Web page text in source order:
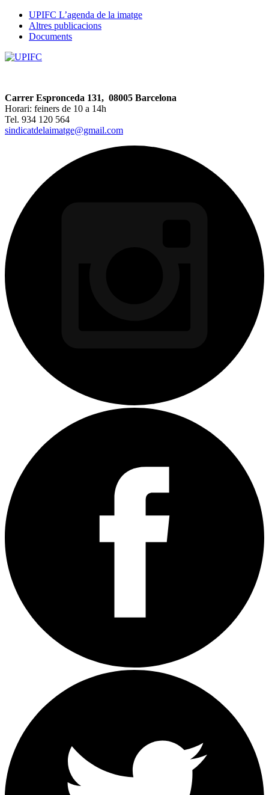
UPIFC L’agenda de la imatge
Altres publicacions
Documents
Carrer Espronceda 131, 08005 Barcelona
Horari: feiners de 10 a 14h
Tel. 934 120 564
sindicatdelaimatge@gmail.com